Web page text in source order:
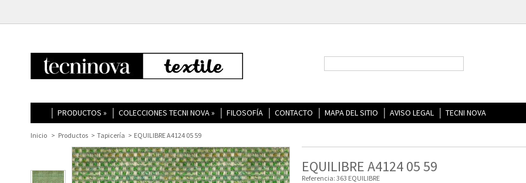
PRODUCTOS » COLECCIONES TECNI NOVA» FILOSOFÍA CONTACTO MAPA DEL SITIO AVISO LEGAL TECNI NOVA
Inicio > Productos > Tapicería > EQUILIBRE A4124 05 59
EQUILIBRE A4124 05 59
Referencia: 363 EQUILIBRE